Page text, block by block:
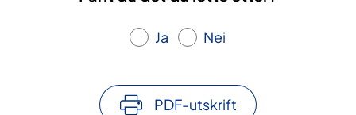
Ja Nei
PDF-utskrift